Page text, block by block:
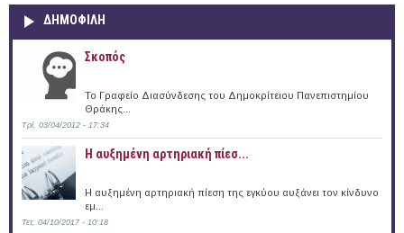
ΔΗΜΟΦΙΛΗ
Σκοπός
Το Γραφείο Διασύνδεσης του Δημοκρίτειου Πανεπιστημίου
Θράκης...
Τρί, 03/04/2012 - 17:34
Η αυξημένη αρτηριακή πίεσ...
Η αυξημένη αρτηριακή πίεση της εγκύου αυξάνει τον κίνδυνο
εμ...
Τετ, 04/10/2017 - 10:18